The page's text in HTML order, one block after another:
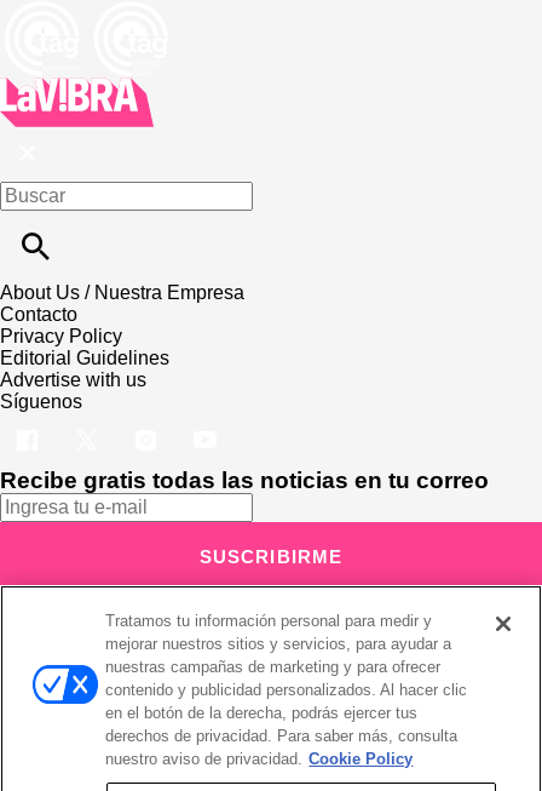
About Us / Nuestra Empresa
Contacto
Privacy Policy
Editorial Guidelines
Advertise with us
Síguenos
Recibe gratis todas las noticias en tu correo
SUSCRIBIRME
y Se aplican lasCondiciones de servicio
Suscribirse implica aceptar los términos y condiciones
¡Muchas gracias!Ya estás suscrito a nuestro newsletter
Recibe gratis todas las noticias en tu correo
Tratamos tu información personal para medir y
mejorar nuestros sitios y servicios, para ayudar a
nuestras campañas de marketing y para ofrecer
contenido y publicidad personalizados. Al hacer clic
en el botón de la derecha, podrás ejercer tus
derechos de privacidad. Para saber más, consulta
nuestro aviso de privacidad. Cookie Policy